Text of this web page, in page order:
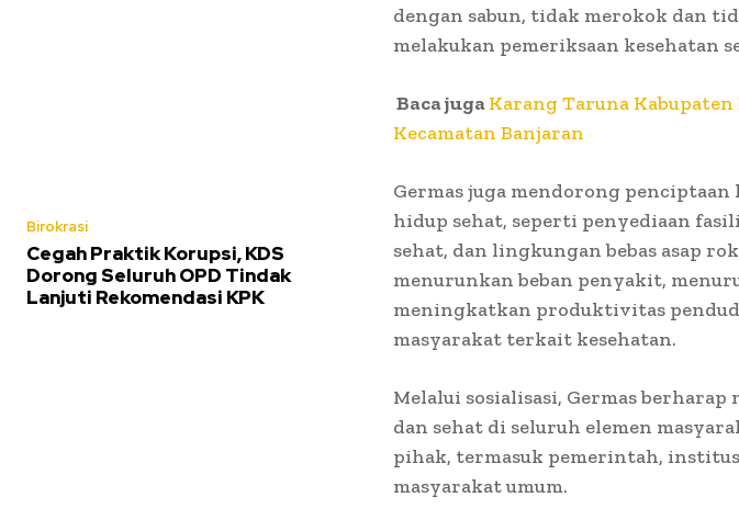
Birokrasi
Cegah Praktik Korupsi, KDS
Dorong Seluruh OPD Tindak
Lanjuti Rekomendasi KPK
dengan sabun, tidak merokok dan
melakukan pemeriksaan kesehatan
Baca jugaKarang Taruna
Kecamatan Banjaran
Germas juga mendorong
hidup sehat, seperti penyediaan
sehat, dan lingkungan bebas asap
menurunkan beban penyakit,
meningkatkan produktivitas
masyarakat terkait kesehatan.
Melalui sosialisasi, Germas
dan sehat di seluruh elemen
pihak, termasuk pemerintah,
masyarakat umum.